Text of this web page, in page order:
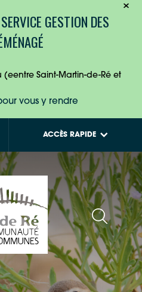
GESTION DES
(eentre Saint-Martin-de-Ré et
vous y rendre
collecte des déchets
ACCÈS RAPIDE